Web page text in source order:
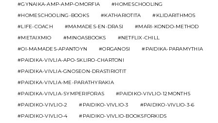
GYNAIKA-AMP-AMP-OMORFIA
HOMESCHOOLING
HOMESCHOOLING-BOOKS
KATHARIOTITA
KLIDARITHMOS
LIFE-COACH
MAMADES-EN-DRASI
MARI-KONDO-METHOD
METAIXMIO
MINOASBOOKS
NETFLIX-CHILL
OI-MAMADES-APANTOYN
ORGANOSI
PAIDIKA-PARAMYTHIA
PAIDIKA-VIVLIA-APO-SKLIRO-CHARTONI
PAIDIKA-VIVLIA-GNOSEON-DRASTIRIOTIT
PAIDIKA-VIVLIA-ME-PARATHYRAKIA
PAIDIKA-VIVLIA-SYMPERIFORAS
PAIDIKO-VIVLIO-12MONTHS
PAIDIKO-VIVLIO-2
PAIDIKO-VIVLIO-3
PAIDIKO-VIVLIO-3-6
PAIDIKO-VIVLIO-4
PAIDIKO-VIVLIO-BOOKSFORKIDS